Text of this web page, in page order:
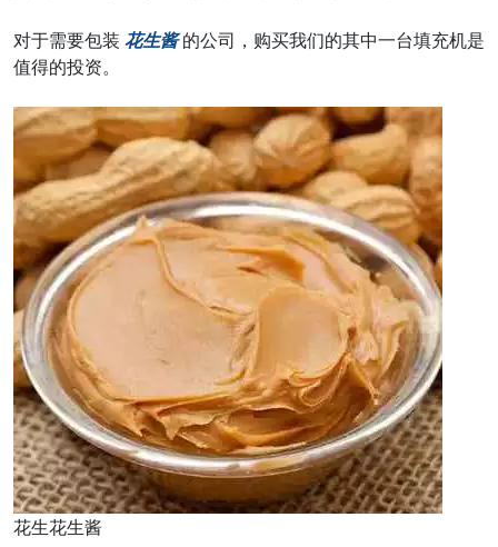
对于需要包装 花生酱的公司，购买我们的其中一台填充机是
值得的投资。
花生花生酱